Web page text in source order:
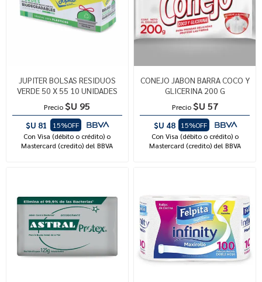
JUPITER BOLSAS RESIDUOS
VERDE 50 X 55 10 UNIDADES
Precio $U 95
$U 81
15%OFF
Con Visa (débito o crédito) o
Mastercard (credito) del BBVA
CONEJO JABON BARRA COCO Y
GLICERINA 200 G
Precio $U 57
$U 48
15%OFF
Con Visa (débito o crédito) o
Mastercard (credito) del BBVA